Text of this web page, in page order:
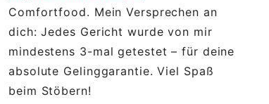
Comfortfood. Mein Versprechen an
dich: Jedes Gericht wurde von mir
mindestens 3-mal getestet – für deine
absolute Gelinggarantie. Viel Spaß
beim Stöbern!